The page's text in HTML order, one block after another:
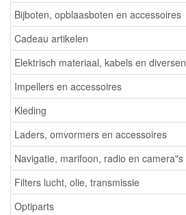
Bijboten, opblaasboten en accessoires
Cadeau artikelen
Elektrisch materiaal, kabels en diversen
Impellers en accessoires
Kleding
Laders, omvormers en accessoires
Navigatie, marifoon, radio en camera"s
Filters lucht, olie, transmissie
Optiparts